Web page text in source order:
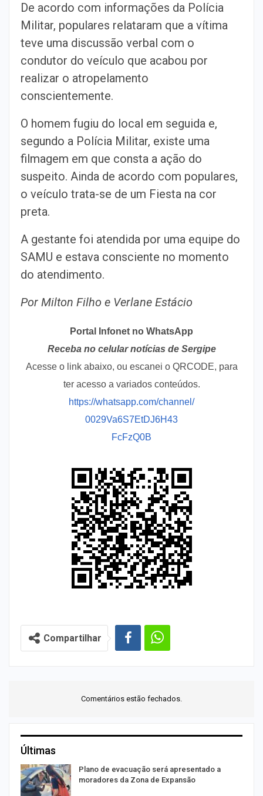
De acordo com informações da Polícia
Militar, populares relataram que a vítima
teve uma discussão verbal com o
condutor do veículo que acabou por
realizar o atropelamento
conscientemente.
O homem fugiu do local em seguida e,
segundo a Polícia Militar, existe uma
filmagem em que consta a ação do
suspeito. Ainda de acordo com populares,
o veículo trata-se de um Fiesta na cor
preta.
A gestante foi atendida por uma equipe do
SAMU e estava consciente no momento
do atendimento.
Por Milton Filho e Verlane Estácio
Portal Infonet no WhatsApp
Receba no celular notícias de Sergipe
Acesse o link abaixo, ou escanei o QRCODE, para
ter acesso a variados conteúdos.
https://whatsapp.com/channel/
0029Va6S7EtDJ6H43
FcFzQ0B
Compartilhar
Comentários estão fechados.
Últimas
Plano de evacuação será apresentado a
moradores da Zona de Expansão